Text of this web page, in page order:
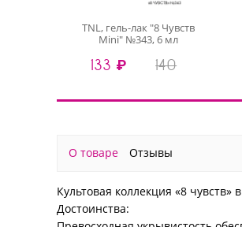
TNL, гель-лак "8 Чувств
Mini" №343, 6 мл
133 ₽ 140
О товаре Отзывы
Культовая коллекция «8
Достоинства: